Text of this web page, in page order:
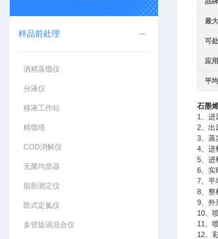
样品前处理
酒精蒸馏仪
分液仪
移液工作站
精馏塔
COD消解仪
无菌均质器
脂肪测定仪
凯式定氮仪
多管旋涡混合仪
最
可
应
平
石墨
1、
2、
3、蒸
4、进
5、进
6、实
7、平
8、整
9、外
10、
11、
12、